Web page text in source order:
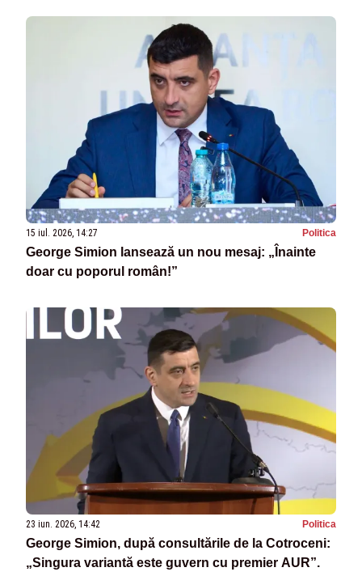
15 iul. 2026, 14:27 Politica
George Simion lansează un nou mesaj: „Înainte
doar cu poporul român!”
23 iun. 2026, 14:42 Politica
George Simion, după consultările de la Cotroceni:
„Singura variantă este guvern cu premier AUR”.